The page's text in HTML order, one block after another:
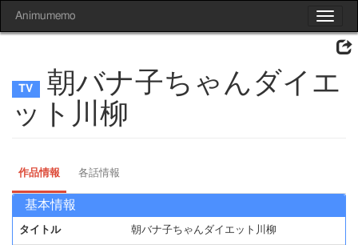
Toggle
Animumemo
朝バナ子ちゃんダイエ
ット川柳
作品情報 各話情報
基本情報
タイトル 朝バナ子ちゃんダイエット川柳